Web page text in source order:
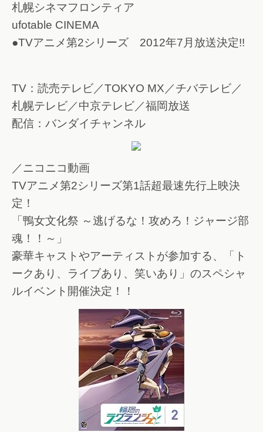
札幌シネマフロンティア
ufotable CINEMA
●TVアニメ第2シリーズ 2012年7月放送決定!!
TV：読売テレビ／TOKYO MX／チバテレビ／
札幌テレビ／中京テレビ／福岡放送
配信：バンダイチャンネル
／ニコニコ動画
TVアニメ第2シリーズ第1話超最速先行上映決
定！
「鴨女文化祭 ～逃げるな！攻めろ！ジャージ部
魂！！～」
豪華キャストやアーティストが参加する、「ト
ークあり、ライブあり、笑いあり」のスペシャ
ルイベント開催決定！！